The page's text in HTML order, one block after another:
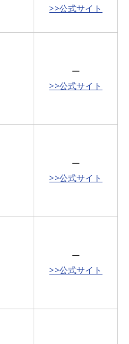
>>公式サイト
ー
>>公式サイト
ー
>>公式サイト
ー
>>公式サイト